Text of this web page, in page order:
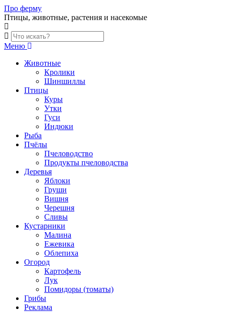
Skip
to
content
Про ферму
Птицы, животные, растения и насекомые
Меню
Животные
Кролики
Шиншиллы
Птицы
Куры
Утки
Гуси
Индюки
Рыба
Пчёлы
Пчеловодство
Продукты пчеловодства
Деревья
Яблоки
Груши
Вишня
Черешня
Сливы
Кустарники
Малина
Ежевика
Облепиха
Огород
Картофель
Лук
Помидоры (томаты)
Грибы
Реклама